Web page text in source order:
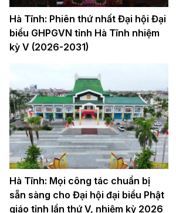
Hà Tĩnh: Phiên thứ nhất Đại hội Đại
biểu GHPGVN tỉnh Hà Tĩnh nhiệm
kỳ V (2026-2031)
Hà Tĩnh: Mọi công tác chuẩn bị
sẵn sàng cho Đại hội đại biểu Phật
giáo tỉnh lần thứ V, nhiệm kỳ 2026